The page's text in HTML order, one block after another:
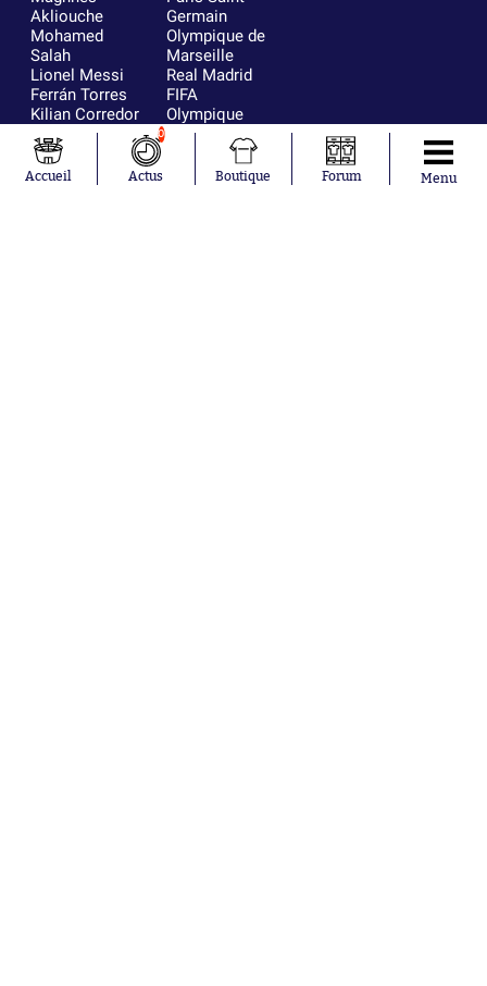
Akliouche
Mohamed
Salah
Lionel Messi
Ferrán Torres
Kilian Corredor
Franco
Mastantuono
Orel Mangala
Germain
Olympique de
Marseille
Real Madrid
FIFA
Olympique
lyonnais
AS Monaco
FC Barcelone
Accueil
0
Actus Boutique Forum Menu